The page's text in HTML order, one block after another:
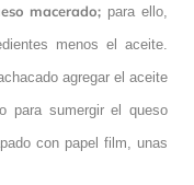
macerado; para ello,
menos el aceite.
agregar el aceite
para sumergir el queso
con papel film, unas